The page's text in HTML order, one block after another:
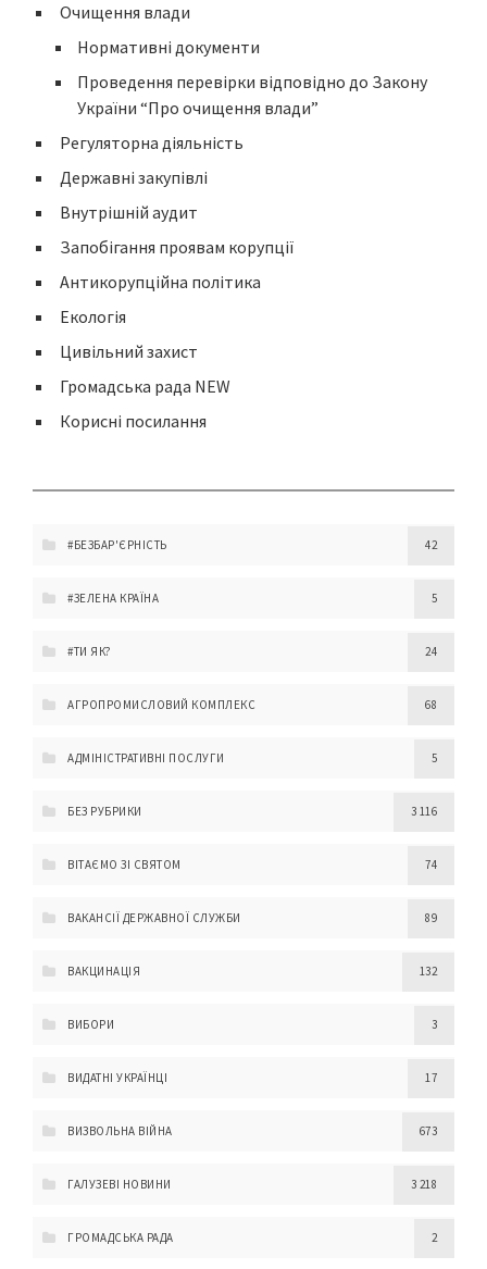
Очищення влади
Нормативні документи
Проведення перевірки відповідно до Закону
України “Про очищення влади”
Регуляторна діяльність
Державні закупівлі
Внутрішній аудит
Запобігання проявам корупції
Антикорупційна політика
Екологія
Цивільний захист
Громадська рада NEW
Корисні посилання
#БЕЗБАР'ЄРНІСТЬ 42
#ЗЕЛЕНА КРАЇНА 5
#ТИ ЯК? 24
АГРОПРОМИСЛОВИЙ КОМПЛЕКС 68
АДМІНІСТРАТИВНІ ПОСЛУГИ 5
БЕЗ РУБРИКИ 3 116
ВІТАЄМО ЗІ СВЯТОМ 74
ВАКАНСІЇ ДЕРЖАВНОЇ СЛУЖБИ 89
ВАКЦИНАЦІЯ 132
ВИБОРИ 3
ВИДАТНІ УКРАЇНЦІ 17
ВИЗВОЛЬНА ВІЙНА 673
ГАЛУЗЕВІ НОВИНИ 3 218
ГРОМАДСЬКА РАДА 2